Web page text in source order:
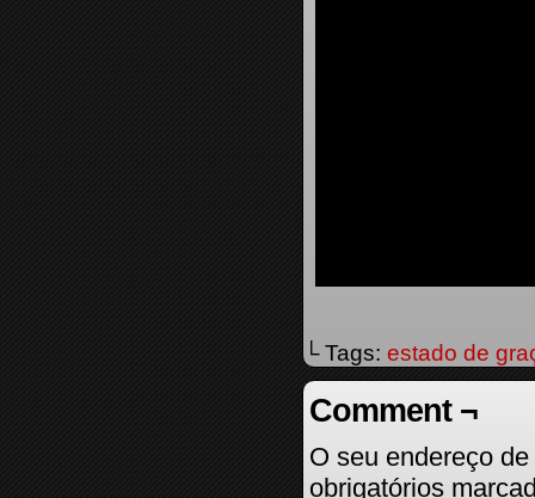
└ Tags: estado de
Comment ¬
O seu endereço
obrigatórios